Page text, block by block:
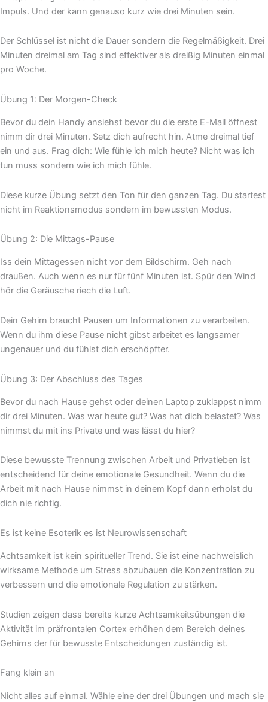
Impuls. Und der kann genauso kurz wie drei Minuten sein.
Der Schlüssel ist nicht die Dauer sondern die Regelmäßigkeit. Drei
Minuten dreimal am Tag sind effektiver als dreißig Minuten einmal
pro Woche.
Übung 1: Der Morgen-Check
Bevor du dein Handy ansiehst bevor du die erste E-Mail öffnest
nimm dir drei Minuten. Setz dich aufrecht hin. Atme dreimal tief
ein und aus. Frag dich: Wie fühle ich mich heute? Nicht was ich
tun muss sondern wie ich mich fühle.
Diese kurze Übung setzt den Ton für den ganzen Tag. Du startest
nicht im Reaktionsmodus sondern im bewussten Modus.
Übung 2: Die Mittags-Pause
Iss dein Mittagessen nicht vor dem Bildschirm. Geh nach
draußen. Auch wenn es nur für fünf Minuten ist. Spür den Wind
hör die Geräusche riech die Luft.
Dein Gehirn braucht Pausen um Informationen zu verarbeiten.
Wenn du ihm diese Pause nicht gibst arbeitet es langsamer
ungenauer und du fühlst dich erschöpfter.
Übung 3: Der Abschluss des Tages
Bevor du nach Hause gehst oder deinen Laptop zuklappst nimm
dir drei Minuten. Was war heute gut? Was hat dich belastet? Was
nimmst du mit ins Private und was lässt du hier?
Diese bewusste Trennung zwischen Arbeit und Privatleben ist
entscheidend für deine emotionale Gesundheit. Wenn du die
Arbeit mit nach Hause nimmst in deinem Kopf dann erholst du
dich nie richtig.
Es ist keine Esoterik es ist Neurowissenschaft
Achtsamkeit ist kein spiritueller Trend. Sie ist eine nachweislich
wirksame Methode um Stress abzubauen die Konzentration zu
verbessern und die emotionale Regulation zu stärken.
Studien zeigen dass bereits kurze Achtsamkeitsübungen die
Aktivität im präfrontalen Cortex erhöhen dem Bereich deines
Gehirns der für bewusste Entscheidungen zuständig ist.
Fang klein an
Nicht alles auf einmal. Wähle eine der drei Übungen und mach sie